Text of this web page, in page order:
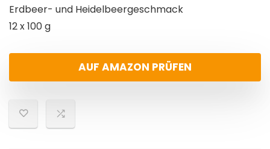
Erdbeer- und Heidelbeergeschmack
12 x 100 g
AUF AMAZON PRÜFEN